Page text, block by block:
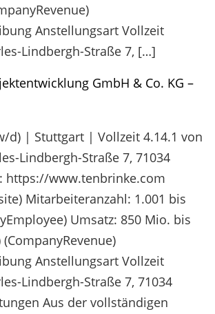
Anstellungsart Vollzeit
Lindbergh-Straße 7, […]
GmbH & Co. KG –
d) | Stuttgart | Vollzeit 4.14.1 von
Lindbergh-Straße 7, 71034
https://www.tenbrinke.com
Mitarbeiteranzahl: 1.001 bis
Umsatz: 850 Mio. bis
(CompanyRevenue)
Anstellungsart Vollzeit
Lindbergh-Straße 7, 71034
Aus der vollständigen